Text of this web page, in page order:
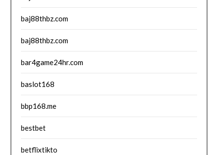
baj88thbz.com
baj88thbz.com
bar4game24hr.com
baslot168
bbp168.me
bestbet
betflixtikto